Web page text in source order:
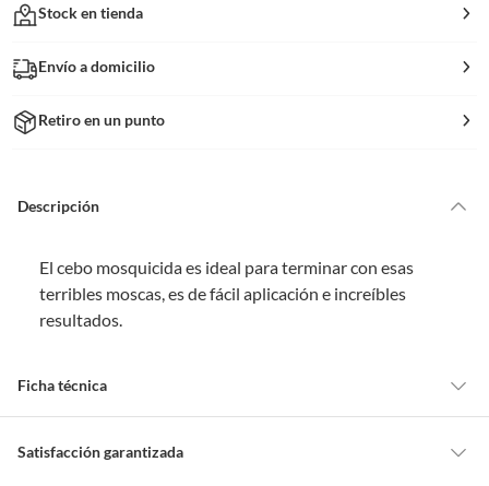
Stock en tienda
Envío a domicilio
Retiro en un punto
Descripción
El cebo mosquicida es ideal para terminar con esas
terribles moscas, es de fácil aplicación e increíbles
resultados.
Ficha técnica
Satisfacción garantizada